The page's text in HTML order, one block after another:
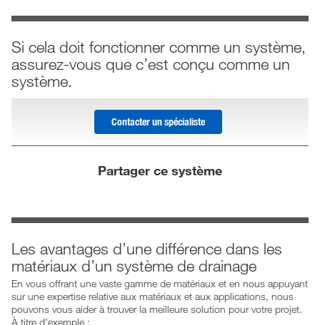
Si cela doit fonctionner comme un système,
assurez-vous que c’est conçu comme un
système.
Contacter un spécialiste
Partager ce système
Les avantages d’une différence dans les
matériaux d’un système de drainage
En vous offrant une vaste gamme de matériaux et en nous appuyant
sur une expertise relative aux matériaux et aux applications, nous
pouvons vous aider à trouver la meilleure solution pour votre projet.
À titre d'exemple :